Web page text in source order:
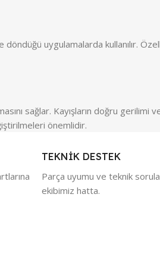
uygulamalarda kullanılır.
sağlar. Kayışların doğru gerilimi
önemlidir.
TEKNİK DESTEK
Parça uyumu ve teknik
ekibimiz hatta.